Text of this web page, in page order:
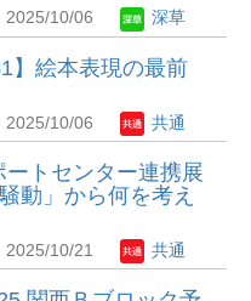
2025/10/06 深草
】絵本表現の最前
2025/10/06 共通
ートセンター連携展
動」から何を考え
2025/10/21 共通